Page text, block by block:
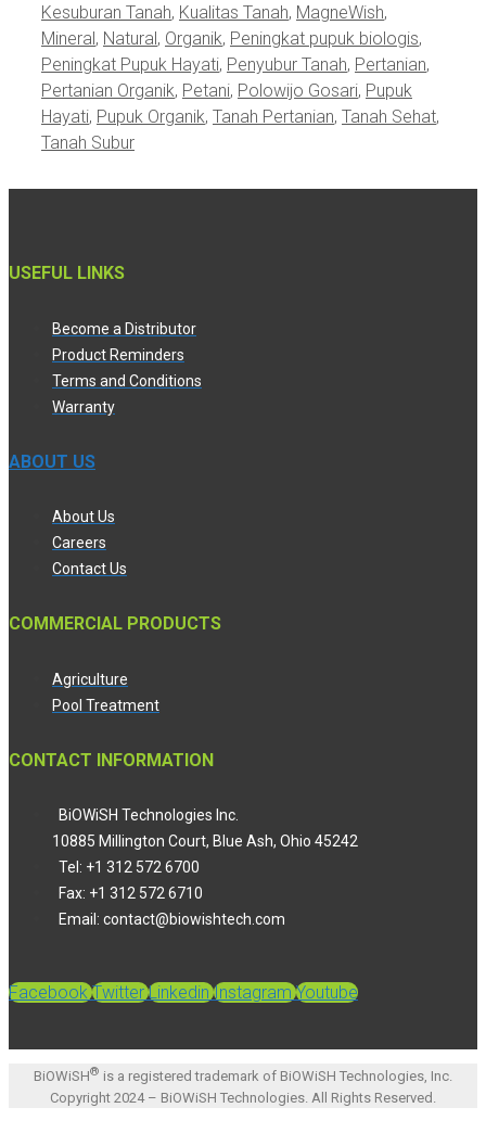
Kesuburan Tanah, Kualitas Tanah, MagneWish,
Mineral, Natural, Organik, Peningkat pupuk biologis,
Peningkat Pupuk Hayati, Penyubur Tanah, Pertanian,
Pertanian Organik, Petani, Polowijo Gosari, Pupuk
Hayati, Pupuk Organik, Tanah Pertanian, Tanah Sehat,
Tanah Subur
USEFUL LINKS
Become a Distributor
Product Reminders
Terms and Conditions
Warranty
ABOUT US
About Us
Careers
Contact Us
COMMERCIAL PRODUCTS
Agriculture
Pool Treatment
CONTACT INFORMATION
BiOWiSH Technologies Inc.
10885 Millington Court, Blue Ash, Ohio 45242
Tel: +1 312 572 6700
Fax: +1 312 572 6710
Email: contact@biowishtech.com
Facebook Twitter Linkedin Instagram Youtube
BiOWiSH® is a registered trademark of BiOWiSH Technologies, Inc.
Copyright 2024 – BiOWiSH Technologies. All Rights Reserved.